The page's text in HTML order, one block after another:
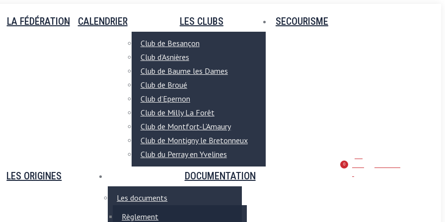
LA FÉDÉRATION CALENDRIER LES CLUBS
Club de Besançon
Club d’Asnières
Club de Baume les Dames
Club de Broué
Club d’Epernon
Club de Milly La Forêt
Club de Montfort-L’Amaury
Club de Montigny le Bretonneux
Club du Perray en Yvelines
SECOURISME
LES ORIGINES DOCUMENTATION
Les documents
Règlement
0